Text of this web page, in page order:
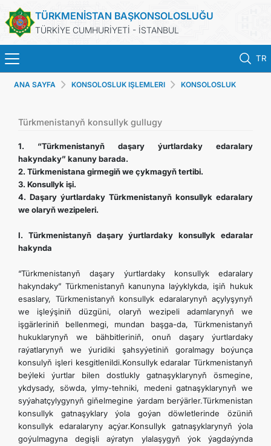
TÜRKMENİSTAN BAŞKONSOLOSLUĞU
TÜRKİYE CUMHURİYETİ - İSTANBUL
TR
ANA SAYFA
HABERLER
TÜRKMENISTAN
KONSOLOSLUK RANDEVU SISTEMI
İLETIŞIM
ANA SAYFA KONSOLOSLUK IŞLEMLERI KONSOLOSLUK
Türkmenistanyň konsullyk gullugy
1. “Türkmenistanyň daşary ýurtlardaky edaralary
hakyndaky” kanuny barada.
2. Türkmenistana girmegiň we çykmagyň tertibi.
3. Konsullyk işi.
4. Daşary ýurtlardaky Türkmenistanyň konsullyk edaralary
we olaryň wezipeleri.
I. Türkmenistanyň daşary ýurtlardaky konsullyk edaralar
hakynda
“Türkmenistanyň daşary ýurtlardaky konsullyk edaralary
hakyndaky” Türkmenistanyň kanunyna laýyklykda, işiň hukuk
esaslary, Türkmenistanyň konsullyk edaralarynyň açylyşynyň
we işleýşiniň düzgüni, olaryň wezipeli adamlarynyň we
işgärleriniň bellenmegi, mundan başga-da, Türkmenistanyň
hukuklarynyň we bähbitleriniň, onuň daşary ýurtlardaky
raýatlarynyň we ýuridiki şahsyýetiniň goralmagy boýunça
konsulyň işleri kesgitlenildi.Konsullyk edaralar Türkmenistanyň
beýleki ýurtlar bilen dostlukly gatnaşyklarynyň ösmegine,
ykdysady, söwda, ylmy-tehniki, medeni gatnaşyklarynyň we
syýahatçylygynyň giňelmegine ýardam berýärler.Türkmenistan
konsullyk gatnaşyklary ýola goýan döwletlerinde özüniň
konsullyk edaralaryny açýar.Konsullyk gatnaşyklarynyň ýola
goýulmagyna degişli aýratyn ylalaşygyň ýok ýagdaýynda